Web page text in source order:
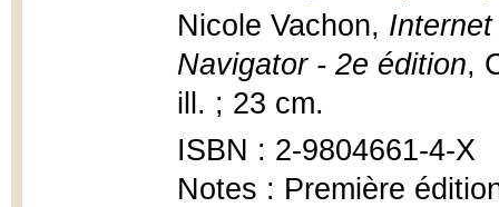
Nicole Vachon,
Navigator - 2e édition,
ill. ; 23 cm.
ISBN : 2-9804661-4-X
Notes : Première